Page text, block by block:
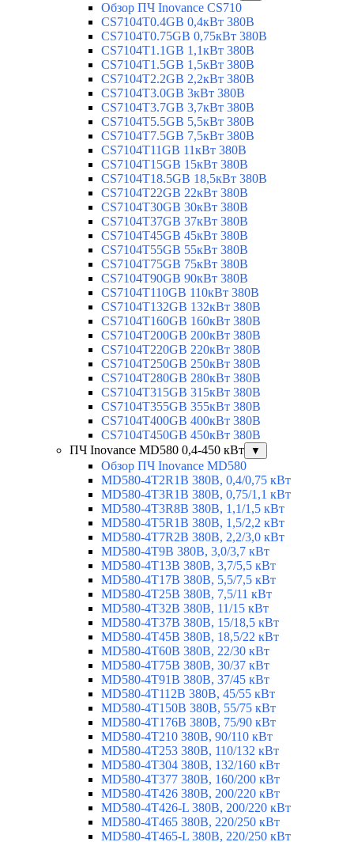
Обзор ПЧ Inovance CS710
CS7104T0.4GB 0,4кВт 380В
CS7104T0.75GB 0,75кВт 380В
CS7104T1.1GB 1,1кВт 380В
CS7104T1.5GB 1,5кВт 380В
CS7104T2.2GB 2,2кВт 380В
CS7104T3.0GB 3кВт 380В
CS7104T3.7GB 3,7кВт 380В
CS7104T5.5GB 5,5кВт 380В
CS7104T7.5GB 7,5кВт 380В
CS7104T11GB 11кВт 380В
CS7104T15GB 15кВт 380В
CS7104T18.5GB 18,5кВт 380В
CS7104T22GB 22кВт 380В
CS7104T30GB 30кВт 380В
CS7104T37GB 37кВт 380В
CS7104T45GB 45кВт 380В
CS7104T55GB 55кВт 380В
CS7104T75GB 75кВт 380В
CS7104T90GB 90кВт 380В
CS7104T110GB 110кВт 380В
CS7104T132GB 132кВт 380В
CS7104T160GB 160кВт 380В
CS7104T200GB 200кВт 380В
CS7104T220GB 220кВт 380В
CS7104T250GB 250кВт 380В
CS7104T280GB 280кВт 380В
CS7104T315GB 315кВт 380В
CS7104T355GB 355кВт 380В
CS7104T400GB 400кВт 380В
CS7104T450GB 450кВт 380В
ПЧ Inovance MD580 0,4-450 кВт
▼
Обзор ПЧ Inovance MD580
MD580-4T2R1B 380В, 0,4/0,75 кВт
MD580-4T3R1B 380В, 0,75/1,1 кВт
MD580-4T3R8B 380В, 1,1/1,5 кВт
MD580-4T5R1B 380В, 1,5/2,2 кВт
MD580-4T7R2B 380В, 2,2/3,0 кВт
MD580-4T9B 380В, 3,0/3,7 кВт
MD580-4T13B 380В, 3,7/5,5 кВт
MD580-4T17B 380В, 5,5/7,5 кВт
MD580-4T25B 380В, 7,5/11 кВт
MD580-4T32B 380В, 11/15 кВт
MD580-4T37B 380В, 15/18,5 кВт
MD580-4T45B 380В, 18,5/22 кВт
MD580-4T60B 380В, 22/30 кВт
MD580-4T75B 380В, 30/37 кВт
MD580-4T91B 380В, 37/45 кВт
MD580-4T112B 380В, 45/55 кВт
MD580-4T150B 380В, 55/75 кВт
MD580-4T176B 380В, 75/90 кВт
MD580-4T210 380В, 90/110 кВт
MD580-4T253 380В, 110/132 кВт
MD580-4T304 380В, 132/160 кВт
MD580-4T377 380В, 160/200 кВт
MD580-4T426 380В, 200/220 кВт
MD580-4T426-L 380В, 200/220 кВт
MD580-4T465 380В, 220/250 кВт
MD580-4T465-L 380В, 220/250 кВт